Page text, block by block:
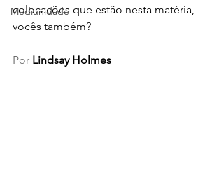
Mediunidade
colocações que estão nesta matéria,
vocês também?
Por Lindsay Holmes